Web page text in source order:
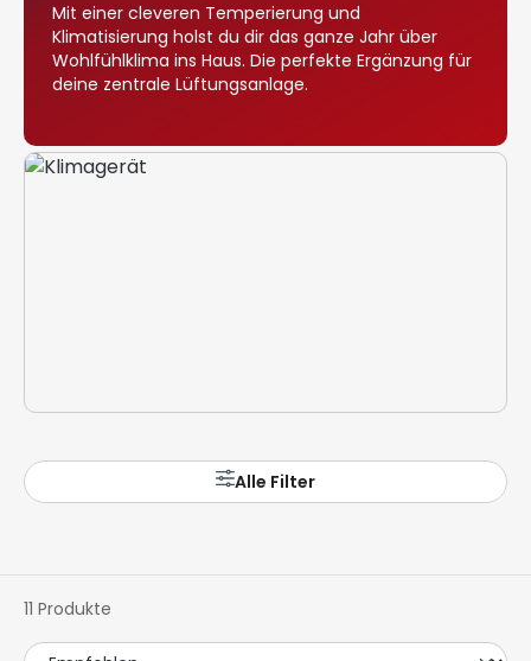
Mit einer cleveren Temperierung und
Klimatisierung holst du dir das ganze Jahr über
Wohlfühlklima ins Haus. Die perfekte Ergänzung für
deine zentrale Lüftungsanlage.
Alle Filter
11 Produkte